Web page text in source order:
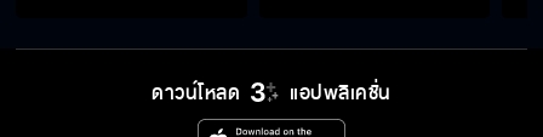
ขอโอกาสให้พี่ได้แก้ตัว
ดาวน์โหลด แอปพลิเคชั่น